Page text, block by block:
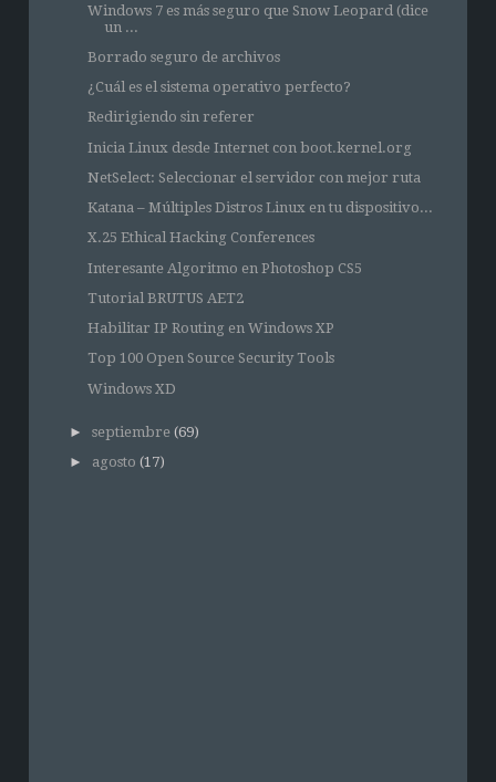
Windows 7 es más seguro que Snow Leopard (dice
un ...
Borrado seguro de archivos
¿Cuál es el sistema operativo perfecto?
Redirigiendo sin referer
Inicia Linux desde Internet con boot.kernel.org
NetSelect: Seleccionar el servidor con mejor ruta
Katana – Múltiples Distros Linux en tu dispositivo...
X.25 Ethical Hacking Conferences
Interesante Algoritmo en Photoshop CS5
Tutorial BRUTUS AET2
Habilitar IP Routing en Windows XP
Top 100 Open Source Security Tools
Windows XD
► septiembre (69)
► agosto (17)